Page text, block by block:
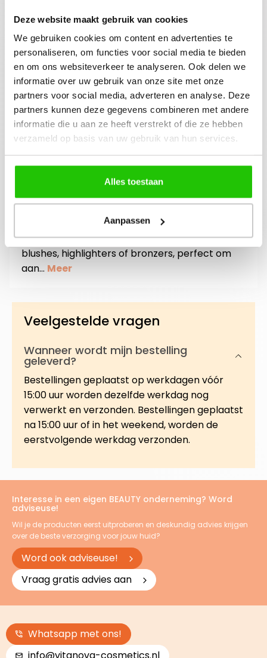
Deze website maakt gebruik van cookies
We gebruiken cookies om content en advertenties te
personaliseren, om functies voor social media te bieden
en om ons websiteverkeer te analyseren. Ook delen we
informatie over uw gebruik van onze site met onze
partners voor social media, adverteren en analyse. Deze
partners kunnen deze gegevens combineren met andere
informatie die u aan ze heeft verstrekt of die ze hebben
verzameld op basis van uw gebruik van hun services.
Alles toestaan
Aanpassen
welkomstgift te
claimen!
Bouw je eigen
beauty community!
Advies nodig of een
gratis workshop
boeken? Neem
contact op met
jouw adviseuse of
mail ons!
Beschrijving
Het volledig aanpasbare magnetische palet
heeft plaats voor maximaal drie
blushes, highlighters of bronzers, perfect om
aan… Meer
Veelgestelde vragen
Wanneer wordt mijn bestelling
geleverd?
Bestellingen geplaatst op werkdagen vóór
15:00 uur worden dezelfde werkdag nog
verwerkt en verzonden. Bestellingen geplaatst
na 15:00 uur of in het weekend, worden de
eerstvolgende werkdag verzonden.
Interesse in een eigen BEAUTY onderneming? Word
adviseuse!
Wil je de producten eerst uitproberen en deskundig advies krijgen
over de beste verzorging voor jouw huid?
Word ook adviseuse!
Vraag gratis advies aan
Whatsapp met ons!